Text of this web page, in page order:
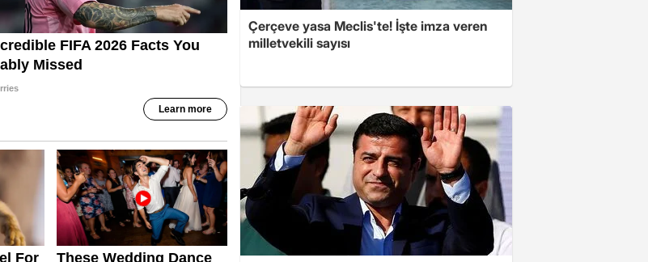
Çerçeve yasa Meclis'te! İşte imza veren
milletvekili sayısı